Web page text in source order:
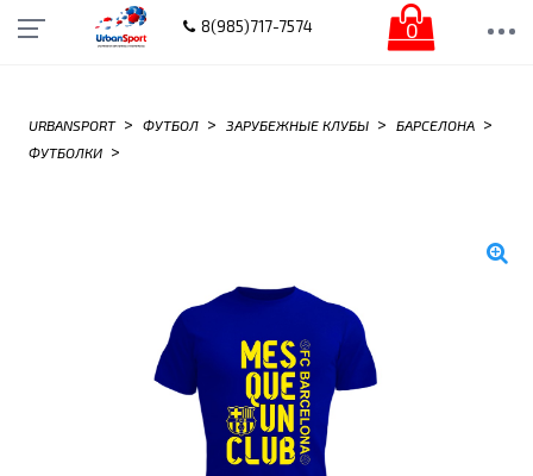
8(985)717-7574 0
URBANSPORT > ФУТБОЛ > ЗАРУБЕЖНЫЕ КЛУБЫ > БАРСЕЛОНА >
ФУТБОЛКИ >